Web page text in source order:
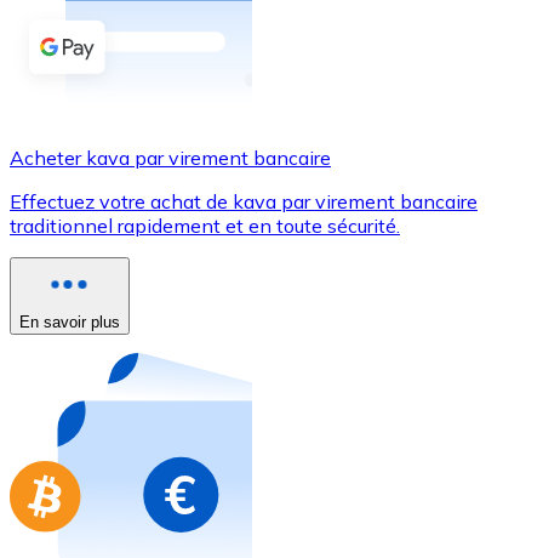
Virement SEPA
Utilisez les cartes Visa et Mastercard pour acheter
Acheter avec carte
Nouveau
Achetez des cartes-cadeaux de vos marques
Aller à la boutique de cartes-cadeaux
Acheter kava par virement bancaire
Effectuez votre achat de kava par virement bancaire
traditionnel rapidement et en toute sécurité.
En savoir plus